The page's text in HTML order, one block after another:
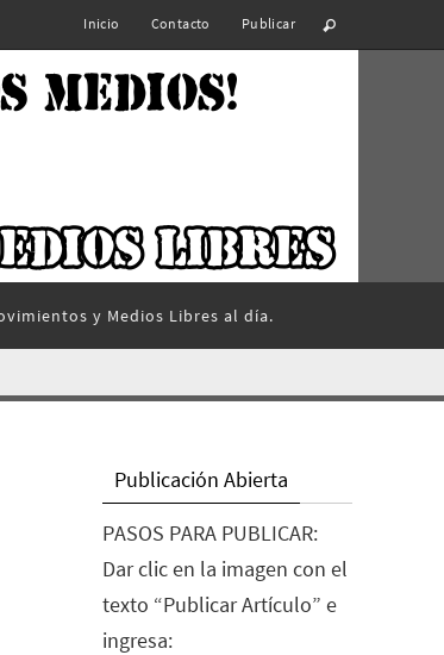
Inicio Contacto Publicar
y Medios Libres al día.
Publicación Abierta
PASOS PARA PUBLICAR:
Dar clic en la imagen con el
texto “Publicar Artículo” e
ingresa: